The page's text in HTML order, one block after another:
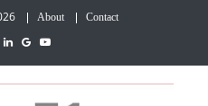
About Contact